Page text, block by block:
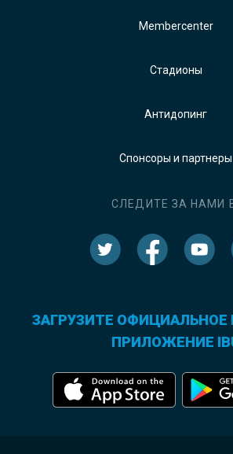
Membercenter
Стадионы
Антидопинг
Спонсоры и партнеры
СЛЕДИТЕ ЗА НАМИ
ЗАГРУЗИТЕ
ПРИЛОЖЕНИЕ